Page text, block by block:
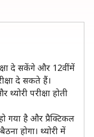
दे सकेंगे और 12वीं में
दे सकते हैं।
परीक्षा होती
हो गया है और प्रैक्टिकल
होगा। थ्योरी में